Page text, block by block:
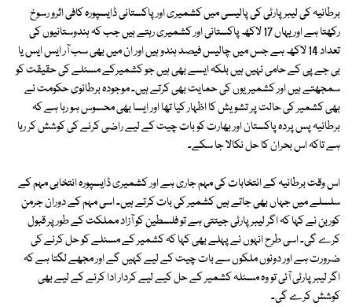
برطانیہ کی لیبر پارٹی کی پالیسی میں کشمیری اور پاکستانی ڈایسپورہ کافی اثرو رسوخ
رکھتا ہے اور یہاں 17 لاکھ پاکستانی اور کشمیری رہتے ہیں جب کہ ہندوستانیوں کی
تعداد 14 لاکھ ہے جس میں چالیس فیصد ہندو ہیں اور ان میں بھی سب آر ایس ایس یا
بی جے پی کے حامی نہیں ہیں بلکہ ایسے بھی ہیں جو کشمیرکے مسئلے کی حقیقت کو
سمجھتے ہیں اور کشمیریوں کی حمایت بھی کرتے ہیں۔ موجودہ برطانوی حکومت نے
بھی کشمیر کی حالت پر تشویش کا اظہار کیا تھا اور ایسا بھی محسوس ہو رہا ہے کہ
برطانیہ پس پردہ پاکستان اور بھارت کو بات چیت کے لیے راضی کرنے کی کوشش کر رہا
ہے تاکہ اس بحران کا حل نکالا جا سکے۔
اس وقت برطانیہ کے انتخابات کی مہم جاری ہے اور کشمیری ڈایسپورہ انتخابی مہم کے
سلسلے میں جہاں بھی جاتے ہیں کشمیر کی بات کرتے ہیں۔ اسی مہم کے دوران جرمن
کوربن نے کہا کہ اگر لیبر پارٹی جیتتی ہے تو فلسطین کو آزاد مملکت کے طور پر قبول
کرے گی۔ اسی طرح انہوں نے پہلے بھی کہا کہ کشمیر کے مسئلے کو حل کرنے کی
ضرورت ہے اور دونوں ملکوں سے بات چیت کے لیے کہیں گے اور مجھے لگتا ہے کہ
اگر لیبرپارٹی آئی تو وہ مسئلہ کشمیر کے حل کیے لیے کردار ادا کرنے کے لیے بھی
کوشش کرے گی۔